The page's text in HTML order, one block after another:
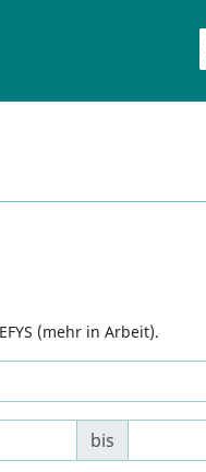
(mehr in Arbeit).
bis